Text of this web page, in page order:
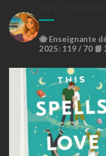
🐝Enseignante
2025: 119 / 70 📘